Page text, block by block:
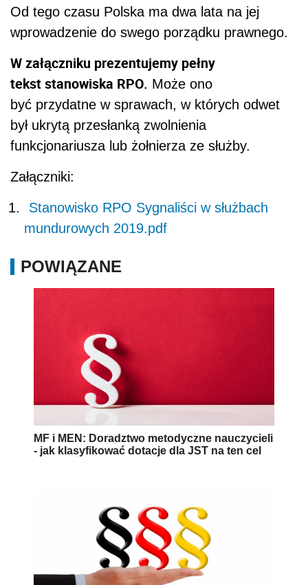
Od tego czasu Polska ma dwa lata na jej
wprowadzenie do swego porządku prawnego.
W załączniku prezentujemy pełny
tekst stanowiska RPO. Może ono
być przydatne w sprawach, w których odwet
był ukrytą przesłanką zwolnienia
funkcjonariusza lub żołnierza ze służby.
Załączniki:
Stanowisko RPO Sygnaliści w służbach
mundurowych 2019.pdf
POWIĄZANE
MF i MEN: Doradztwo metodyczne nauczycieli
- jak klasyfikować dotacje dla JST na ten cel